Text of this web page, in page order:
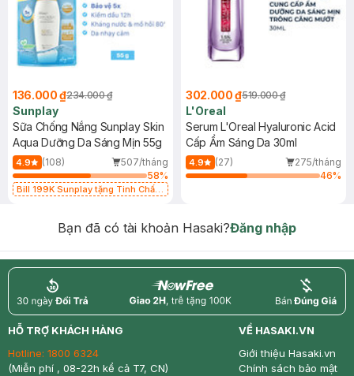
136.000 ₫234.000 ₫
Sunplay
Sữa Chống Nắng Sunplay Skin
Aqua Dưỡng Da Sáng Mịn 55g
4.9 (108)
507/tháng
58%
Bill 199K Sunplay tặng Tinh Chất
302.000 ₫519.000 ₫
L'Oreal
Serum L'Oreal Hyaluronic Acid
Cấp Ẩm Sáng Da 30ml
4.9 (27)
275/tháng
46%
Bạn đã có tài khoản Hasaki?Đăng nhập
return nowfree price
HỖ TRỢ KHÁCH HÀNG
Hotline: 1800 6324
(Miễn phí , 08-22h kể cả T7, CN)
VỀ HASAKI.VN
Giới thiệu Hasaki.vn
Chính sách bảo mật